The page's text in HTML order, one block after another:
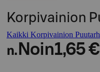
Korpivainion
Kaikki Korpivainion
n. Noin1,65 €